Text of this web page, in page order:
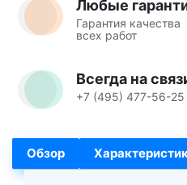
Любые
Гарантия качества
всех работ
Всегда на
+7 (495) 477-56-25
Обзор